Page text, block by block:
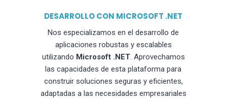
DESARROLLO CON MICROSOFT .NET
Nos especializamos en el desarrollo de
aplicaciones robustas y escalables
utilizando Microsoft .NET. Aprovechamos
las capacidades de esta plataforma para
construir soluciones seguras y eficientes,
adaptadas a las necesidades empresariales